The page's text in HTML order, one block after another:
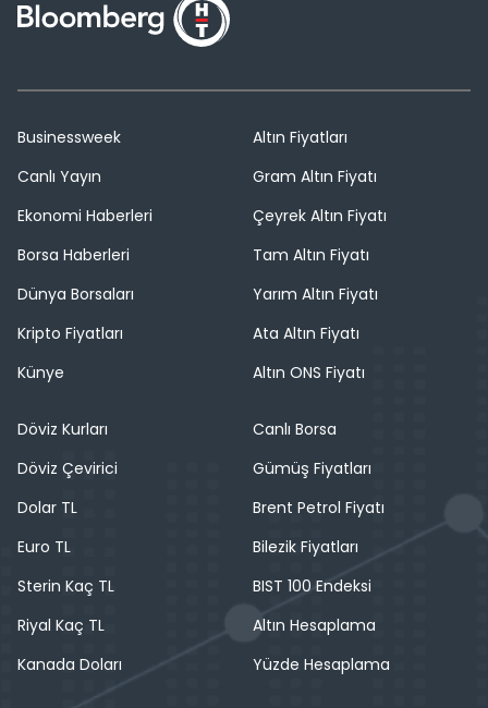
Businessweek
Canlı Yayın
Ekonomi Haberleri
Borsa Haberleri
Dünya Borsaları
Kripto Fiyatları
Künye
Altın Fiyatları
Gram Altın Fiyatı
Çeyrek Altın Fiyatı
Tam Altın Fiyatı
Yarım Altın Fiyatı
Ata Altın Fiyatı
Altın ONS Fiyatı
Döviz Kurları
Döviz Çevirici
Dolar TL
Euro TL
Sterin Kaç TL
Riyal Kaç TL
Kanada Doları
Canlı Borsa
Gümüş Fiyatları
Brent Petrol Fiyatı
Bilezik Fiyatları
BIST 100 Endeksi
Altın Hesaplama
Yüzde Hesaplama